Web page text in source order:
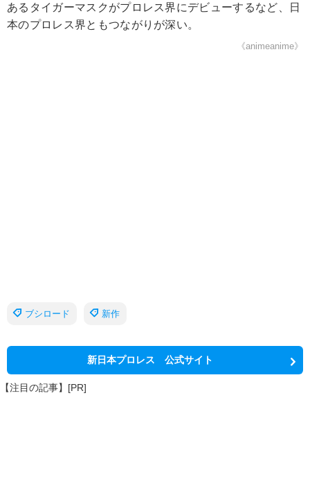
あるタイガーマスクがプロレス界にデビューするなど、日
本のプロレス界ともつながりが深い。
《animeanime》
ブシロード 新作
新日本プロレス 公式サイト
【注目の記事】[PR]